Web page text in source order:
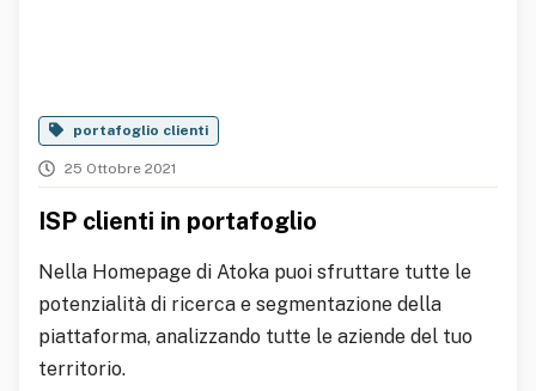
portafoglio clienti
25 Ottobre 2021
ISP clienti in portafoglio
Nella Homepage di Atoka puoi sfruttare tutte le
potenzialità di ricerca e segmentazione della
piattaforma, analizzando tutte le aziende del tuo
territorio.